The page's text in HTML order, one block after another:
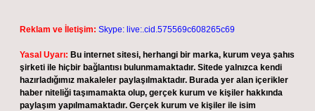
Reklam ve İletişim: Skype: live:.cid.575569c608265c69
Yasal Uyarı: Bu internet sitesi, herhangi bir marka, kurum veya şahıs
şirketi ile hiçbir bağlantısı bulunmamaktadır. Sitede yalnızca kendi
hazırladığımız makaleler paylaşılmaktadır. Burada yer alan içerikler
haber niteliği taşımamakta olup, gerçek kurum ve kişiler hakkında
paylaşım yapılmamaktadır. Gerçek kurum ve kişiler ile isim